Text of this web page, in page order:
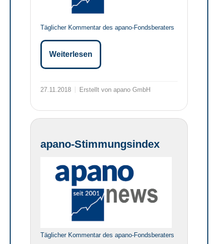
Täglicher Kommentar des apano-Fondsberaters
Weiterlesen
27.11.2018 Erstellt von apano GmbH
apano-Stimmungsindex
Täglicher Kommentar des apano-Fondsberaters